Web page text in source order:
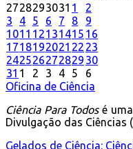
2728293031 1
2
3
4 5 6 7 8
9
1011 12131415 16
1718192021 22 23
242526272829 30
31 1 2 3 4 5
6
Oficina de Ciência
Ciência Para Todosé uma
Divulgação das Ciências
Gelados de Ciência: